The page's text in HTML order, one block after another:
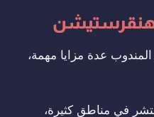
هنقرستيشن
عدة مزايا مهمة،
في مناطق كثيرة،